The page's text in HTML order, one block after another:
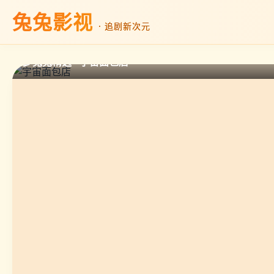
兔兔影视 · 追剧新次元
🎬 兔兔精选 · 宇宙面包店